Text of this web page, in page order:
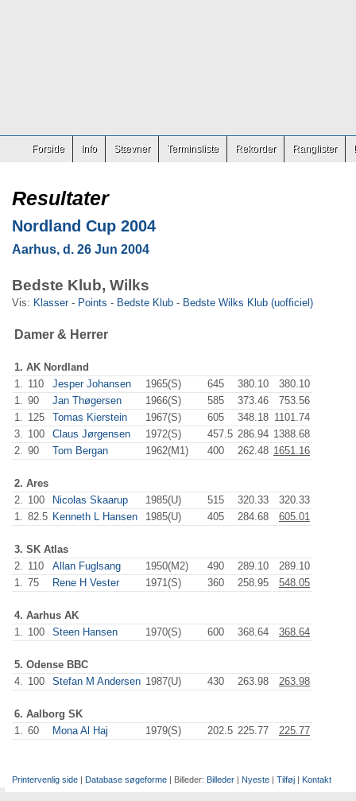
Forside Info Stævner Terminsliste Rekorder Ranglister
Resultater
Nordland Cup 2004
Aarhus, d. 26 Jun 2004
Bedste Klub, Wilks
Vis: Klasser- Points - Bedste Klub - Bedste Wilks Klub (uofficiel)
Damer & Herrer
1. AK Nordland
1. 110 Jesper Johansen 1965(S) 645 380.10
380.10
1. 90 Jan Thøgersen 1966(S) 585 373.46
753.56
1. 125 Tomas Kierstein 1967(S) 605 348.18 1101.74
3. 100 Claus Jørgensen 1972(S) 457.5 286.94 1388.68
2. 90 Tom Bergan 1962(M1) 400 262.48 1651.16
2. Ares
2. 100 Nicolas Skaarup 1985(U) 515 320.33
320.33
1. 82.5 Kenneth L Hansen 1985(U) 405 284.68 605.01
3. SK Atlas
2. 110 Allan Fuglsang 1950(M2) 490 289.10
289.10
1. 75 Rene H Vester 1971(S) 360 258.95 548.05
4. Aarhus AK
1. 100 Steen Hansen 1970(S) 600 368.64 368.64
5. Odense BBC
4. 100 Stefan M Andersen 1987(U) 430 263.98 263.98
6. Aalborg SK
1. 60 Mona Al Haj 1979(S) 202.5 225.77 225.77
Printervenlig side | Database søgeforme | Billeder: Billeder | Nyeste | Tilføj | Kontakt